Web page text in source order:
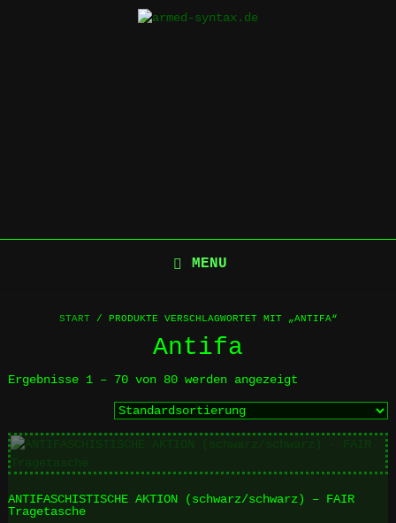
MENU
START/ PRODUKTE VERSCHLAGWORTET MIT „ANTIFA“
Antifa
Ergebnisse 1 – 70 von 80 werden angezeigt
ANTIFASCHISTISCHE AKTION (schwarz/schwarz) – FAIR
Tragetasche